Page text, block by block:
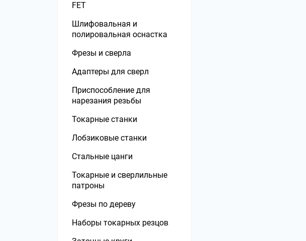
Шлифовальные станки
Верстаки, столы Wolfcraft
FET
Шлифовальная и
полировальная оснастка
Фрезы и сверла
Адаптеры для сверл
Приспособление для
нарезания резьбы
Токарные станки
Лобзиковые станки
Стальные цанги
Токарные и сверлильные
патроны
Фрезы по дереву
Наборы токарных резцов